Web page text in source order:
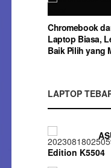
Chromebook
Laptop Biasa,
Baik Pilih yang
LAPTOP
Edition K5504